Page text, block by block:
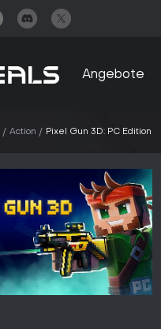
Angebote
Action Pixel Gun 3D: PC Edition